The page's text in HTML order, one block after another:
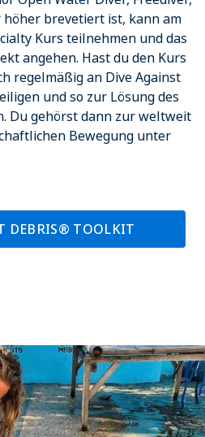
höher brevetiert ist, kann am
Kurs teilnehmen und das
angehen. Hast du den Kurs
regelmäßig an Dive Against
und so zur Lösung des
Du gehörst dann zur weltweit
Bewegung unter
DEBRIS® TOOLKIT